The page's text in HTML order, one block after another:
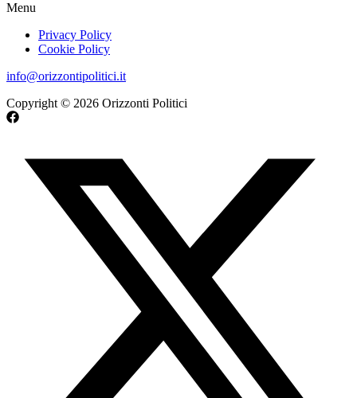
Menu
Privacy Policy
Cookie Policy
info@orizzontipolitici.it
Copyright © 2026 Orizzonti Politici